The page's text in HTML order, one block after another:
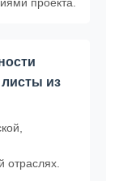
из
отраслях.